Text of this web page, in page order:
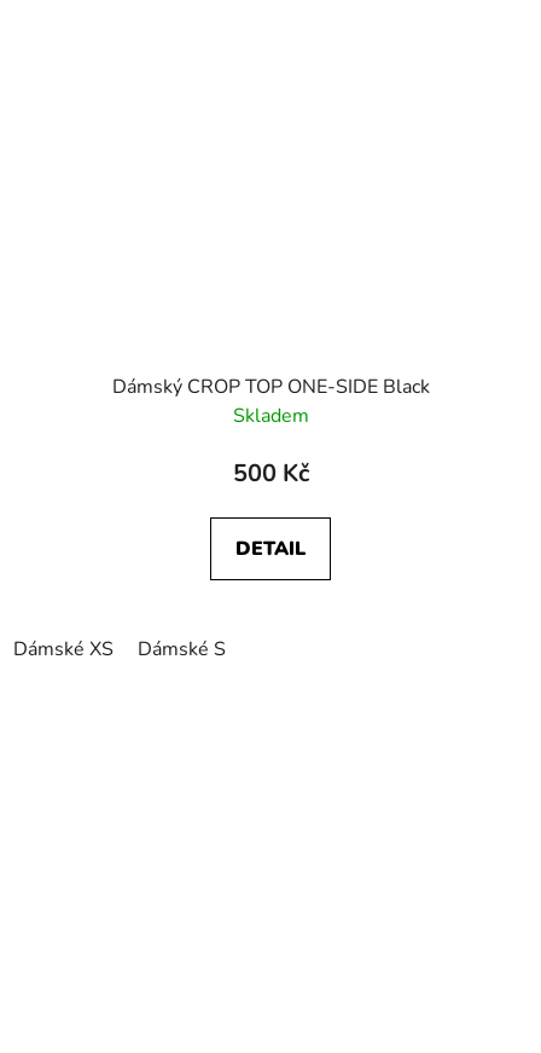
Dámský CROP TOP ONE-SIDE Black
Skladem
500 Kč
DETAIL
Dámské XS Dámské S